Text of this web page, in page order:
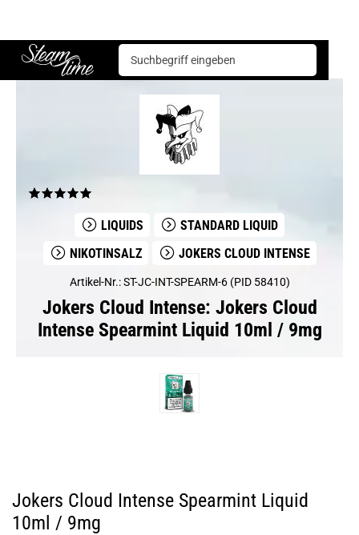
Steam time
Jokers Cloud Intense Jokers Cloud Intense Spearmint Liquid 10ml / 9mg
LIQUIDS
STANDARD LIQUID
NIKOTINSALZ
JOKERS CLOUD INTENSE
Artikel-Nr.: ST-JC-INT-SPEARM-6 (PID 58410)
Jokers Cloud Intense: Jokers Cloud
Intense Spearmint Liquid 10ml / 9mg
Jokers Cloud Intense Spearmint Liquid
10ml / 9mg